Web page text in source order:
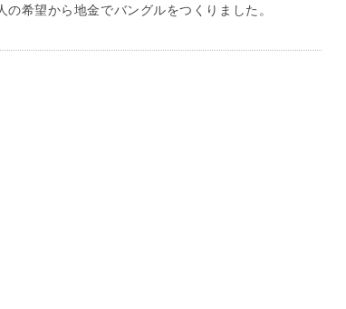
希望から地金でバングルをつくりました。